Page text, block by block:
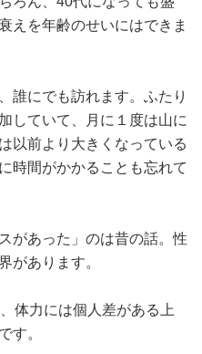
えを年齢のせいにはできま
誰にでも訪れます。ふたり
していて、月に１度は山に
以前より大きくなっている
時間がかかることも忘れて
があった」のは昔の話。性
があります。
体力には個人差がある上
す。